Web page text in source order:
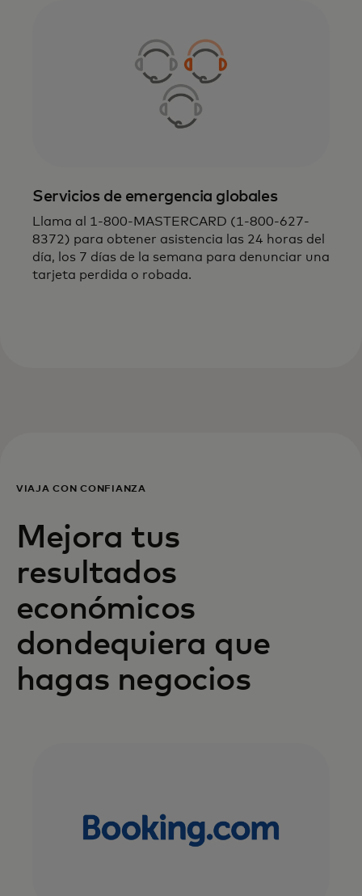
Servicios de emergencia globales
Llama al 1-800-MASTERCARD (1-800-627-
8372) para obtener asistencia las 24 horas del
día, los 7 días de la semana para denunciar una
tarjeta perdida o robada.
VIAJA CON CONFIANZA
Mejora tus
resultados
económicos
dondequiera que
hagas negocios